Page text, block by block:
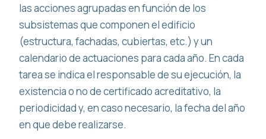
las acciones agrupadas en función de los
subsistemas que componen el edificio
(estructura, fachadas, cubiertas, etc.) y un
calendario de actuaciones para cada año. En cada
tarea se indica el responsable de su ejecución, la
existencia o no de certificado acreditativo, la
periodicidad y, en caso necesario, la fecha del año
en que debe realizarse.